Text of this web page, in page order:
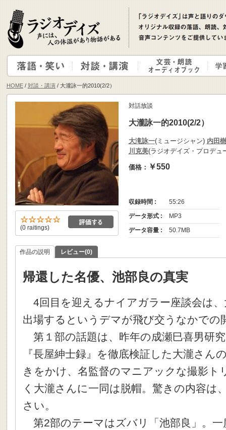
HOME / 対談・講演 / 大瀧詠一的2010(2/2）
(0 raitings)
対話放談
大瀧詠一的2010(2/2）
大滝詠一(ミュージシャン) 内田樹
川克美(ラジオデイズ・プロデュ
価格： ￥550
収録時間 :
55:26
データ形式 :
MP3
データ容量 :
50.7MB
作品の説明 レビュー(0)
帰還した名優、池部良の真実
4回目を迎えるナイアガラー座談会は
出場するというデマが飛び交うなかでの
第１部の話題は、昨年の成瀬巳喜男研
『長屋紳士録』を徹底検証した大瀧さん
きをかけ、名監督のマニアックな撮影ト
く大瀧さんに一同は脱帽。驚きの内容は
さい。
第2部のテーマはズバリ「池部良」。